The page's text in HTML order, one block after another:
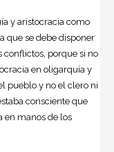
y aristocracia como
que se debe disponer
conflictos, porque si no
en oligarquía y
pueblo y no el clero ni
consciente que
en manos de los